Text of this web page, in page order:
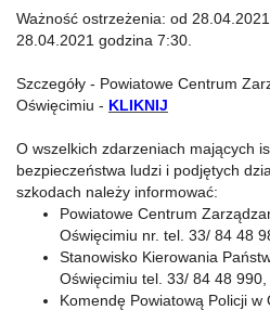
Ważność ostrzeżenia: od
28.04.2021 godzina 7:30.
Szczegóły - Powiatowe Centrum
Oświęcimiu - KLIKNIJ
O wszelkich zdarzeniach mających
bezpieczeństwa ludzi i podjętych
szkodach należy informować:
Powiatowe Centrum
Oświęcimiu nr. tel. 33/ 84 48
Stanowisko Kierowania
Oświęcimiu tel. 33/ 84 48
Komendę Powiatową Policji w